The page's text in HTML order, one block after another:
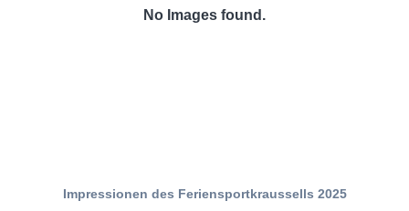
No Images found.
Impressionen des Feriensportkraussells 2025